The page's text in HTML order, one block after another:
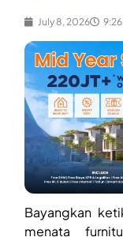
July 8, 2026
Bayangkan
menata